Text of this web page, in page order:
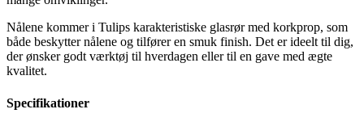
Nålene kommer i Tulips karakteristiske glasrør med korkprop, som
både beskytter nålene og tilfører en smuk finish. Det er ideelt til dig,
der ønsker godt værktøj til hverdagen eller til en gave med ægte
kvalitet.
Specifikationer